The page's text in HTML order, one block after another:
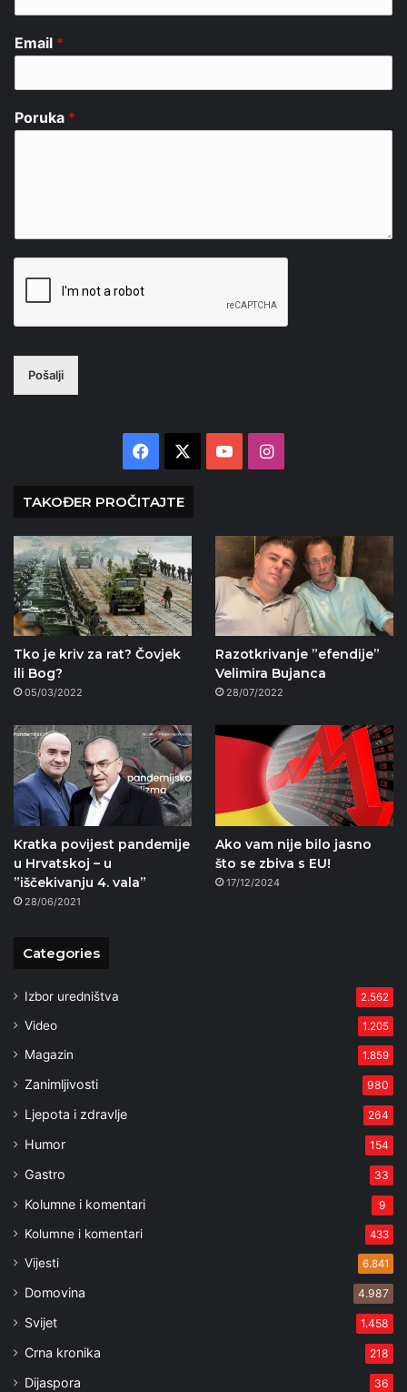
Email *
Poruka *
Pošalji
Facebook YouTubeInstagram
TAKOĐER PROČITAJTE
Tko je kriv za rat? Čovjek
ili Bog?
05/03/2022
Razotkrivanje ”efendije”
Velimira Bujanca
28/07/2022
Kratka povijest pandemije
u Hrvatskoj – u
”iščekivanju 4. vala”
28/06/2021
Ako vam nije bilo jasno
što se zbiva s EU!
17/12/2024
Categories
Izbor uredništva 2.562
Video 1.205
Magazin 1.859
Zanimljivosti 980
Ljepota i zdravlje 264
Humor 154
Gastro 33
Kolumne i komentari 9
Kolumne i komentari 433
Vijesti 6.841
Domovina 4.987
Svijet 1.458
Crna kronika 218
Dijaspora 36